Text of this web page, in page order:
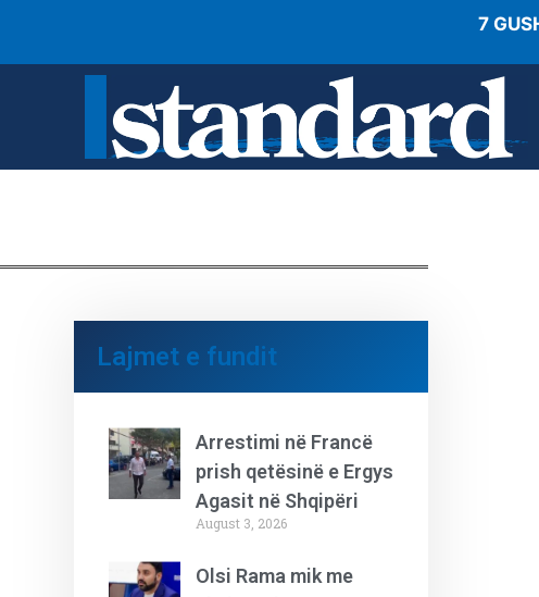
7
Lajmet e fundit
Arrestimi në Francë
prish qetësinë e Ergys
Agasit në Shqipëri
August 3, 2026
Olsi Rama mik me